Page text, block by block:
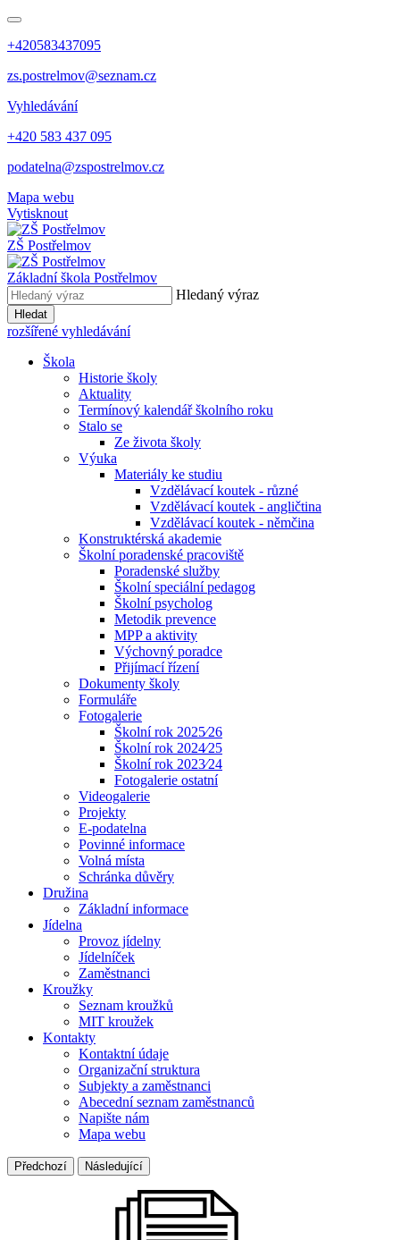
+420583437095
zs.postrelmov@seznam.cz
Vyhledávání
+420 583 437 095
podatelna@zspostrelmov.cz
Mapa webu
Vytisknout
ZŠ Postřelmov
Základní škola Postřelmov
Hledaný výraz
Hledat
rozšířené vyhledávání
Škola
Historie školy
Aktuality
Termínový kalendář školního roku
Stalo se
Ze života školy
Výuka
Materiály ke studiu
Vzdělávací koutek - různé
Vzdělávací koutek - angličtina
Vzdělávací koutek - němčina
Konstruktérská akademie
Školní poradenské pracoviště
Poradenské služby
Školní speciální pedagog
Školní psycholog
Metodik prevence
MPP a aktivity
Výchovný poradce
Přijímací řízení
Dokumenty školy
Formuláře
Fotogalerie
Školní rok 2025⁄26
Školní rok 2024⁄25
Školní rok 2023⁄24
Fotogalerie ostatní
Videogalerie
Projekty
E-podatelna
Povinné informace
Volná místa
Schránka důvěry
Družina
Základní informace
Jídelna
Provoz jídelny
Jídelníček
Zaměstnanci
Kroužky
Seznam kroužků
MIT kroužek
Kontakty
Kontaktní údaje
Organizační struktura
Subjekty a zaměstnanci
Abecední seznam zaměstnanců
Napište nám
Mapa webu
Předchozí Následující